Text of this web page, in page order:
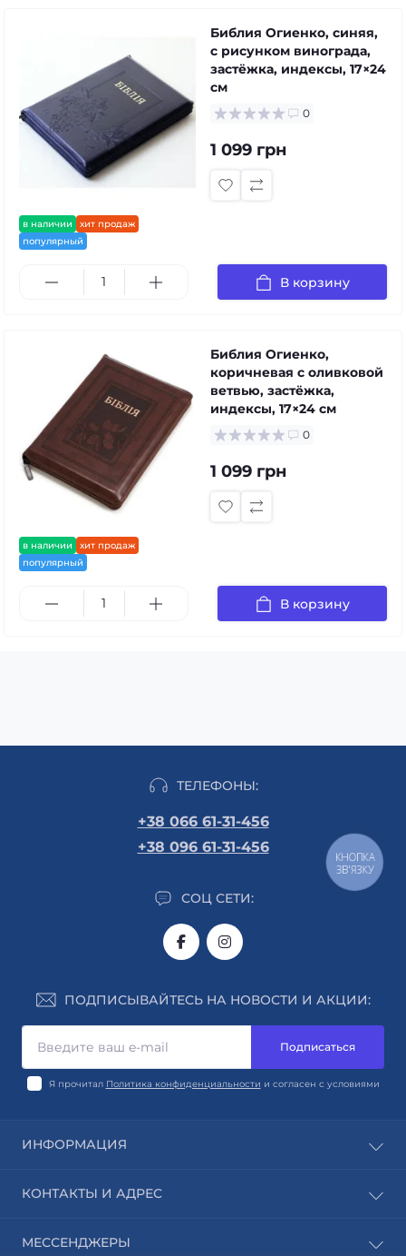
в наличии
хит продаж
популярный
Библия Огиенко, синяя,
с рисунком винограда,
застёжка, индексы, 17×24
см
0
1 099 грн
В корзину
в наличии
хит продаж
популярный
Библия Огиенко,
коричневая с оливковой
ветвью, застёжка,
индексы, 17×24 см
0
1 099 грн
В корзину
ТЕЛЕФОНЫ:
+38 066 61-31-456
+38 096 61-31-456
СОЦ СЕТИ:
ПОДПИСЫВАЙТЕСЬ НА НОВОСТИ И АКЦИИ:
Подписаться
Я прочитал Политика конфиденциальности и согласен с условиями
ИНФОРМАЦИЯ
Издательства
Контакты
КОНТАКТЫ И АДРЕС
МЕССЕНДЖЕРЫ
КНОПКА
ЗВ'ЯЗКУ